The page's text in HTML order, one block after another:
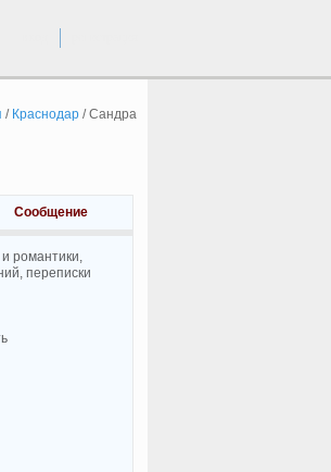
/ Краснодар/Сандра
Сообщение
романтики,
переписки